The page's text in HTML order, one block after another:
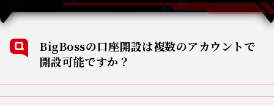
BigBossの口座開設は複数のアカウントで
開設可能ですか？